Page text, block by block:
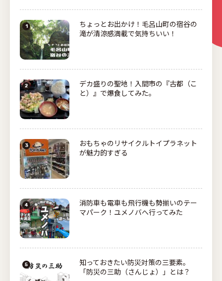
ちょっとお出かけ！毛呂山町の宿谷の
滝が清涼感満載で気持ちいい！
デカ盛りの聖地！入間市の『古都（こ
と）』で爆食してみた。
おもちゃのリサイクルトイプラネット
が魅力的すぎる
消防車も電車も飛行機も勢揃いのテー
マパーク！ユメノバへ行ってみた
知っておきたい防災対策の三要素。
「防災の三助（さんじょ）」とは？